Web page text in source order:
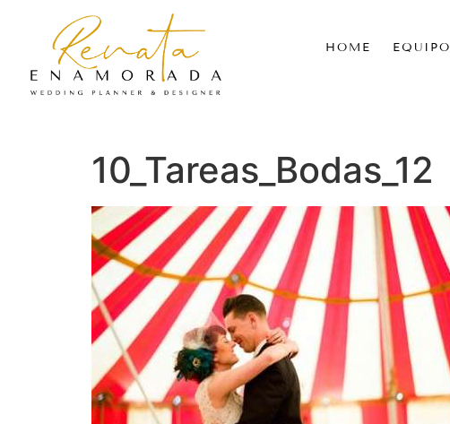
HOME EQUIPO
10_Tareas_Bodas_12